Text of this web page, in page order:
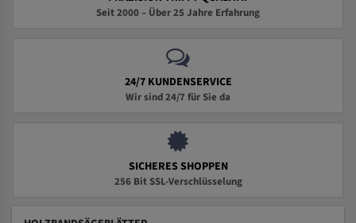
Seit 2000 – Über 25 Jahre Erfahrung
24/7 KUNDENSERVICE
Wir sind 24/7 für Sie da
SICHERES SHOPPEN
256 Bit SSL-Verschlüsselung